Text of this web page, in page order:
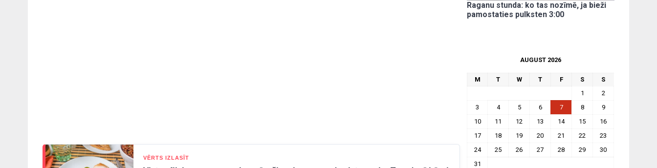
VĒRTS IZLASĪT
Raganu stunda: ko tas nozīmē, ja bieži
pamostaties pulksten 3:00
AUGUST 2026
M T W T F S
S
1
2
3
4 5 6 7 8
9
10
11 12 13 14 15
16
17
18 19 20 21 22
23
24
25 26 27 28 29
30
31